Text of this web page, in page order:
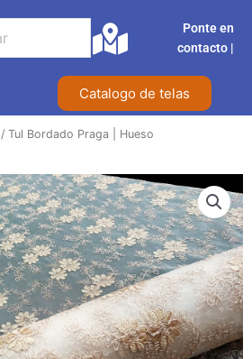
Ponte en
contacto |​
Catalogo de telas
/ Tul Bordado Praga | Hueso